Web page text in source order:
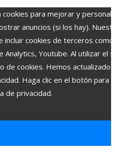
para mejorar y
anuncios (si los hay).
cookies de terceros como
Analytics, Youtube. Al utilizar el
de cookies. Hemos actualizado
Haga clic en el botón para
de privacidad.